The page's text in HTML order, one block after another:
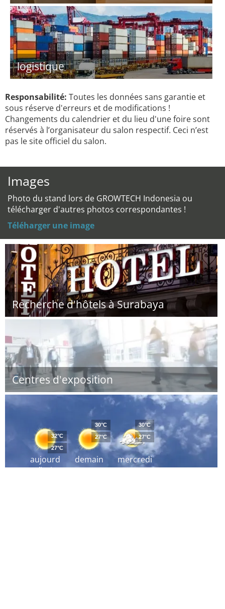
logistique
Responsabilité: Toutes les données sans garantie et
sous réserve d'erreurs et de modifications !
Changements du calendrier et du lieu d'une foire sont
réservés à l’organisateur du salon respectif. Ceci n’est
pas le site officiel du salon.
Images
Photo du stand lors de GROWTECH Indonesia ou
télécharger d'autres photos correspondantes !
Téléharger une image
Recherche d'hôtels à Surabaya
Centres d'exposition
aujourd
´hui
32°C
27°C
demain
30°C
27°C
mercredi
30°C
27°C